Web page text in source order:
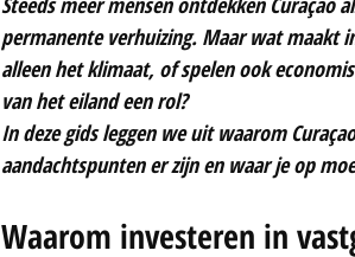
permanente verhuizing. Maar wat maakt
alleen het klimaat, of spelen ook
van het eiland een rol?
In deze gids leggen we uit waarom
aandachtspunten er zijn en waar je op
Waarom investeren in